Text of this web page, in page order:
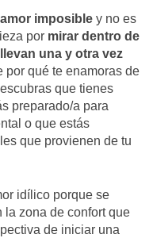
imposible y no es
por mirar dentro de
una y otra vez
por qué te enamoras de
que tienes
preparado/a para
o que estás
que provienen de tu
idílico porque se
zona de confort que
de iniciar una